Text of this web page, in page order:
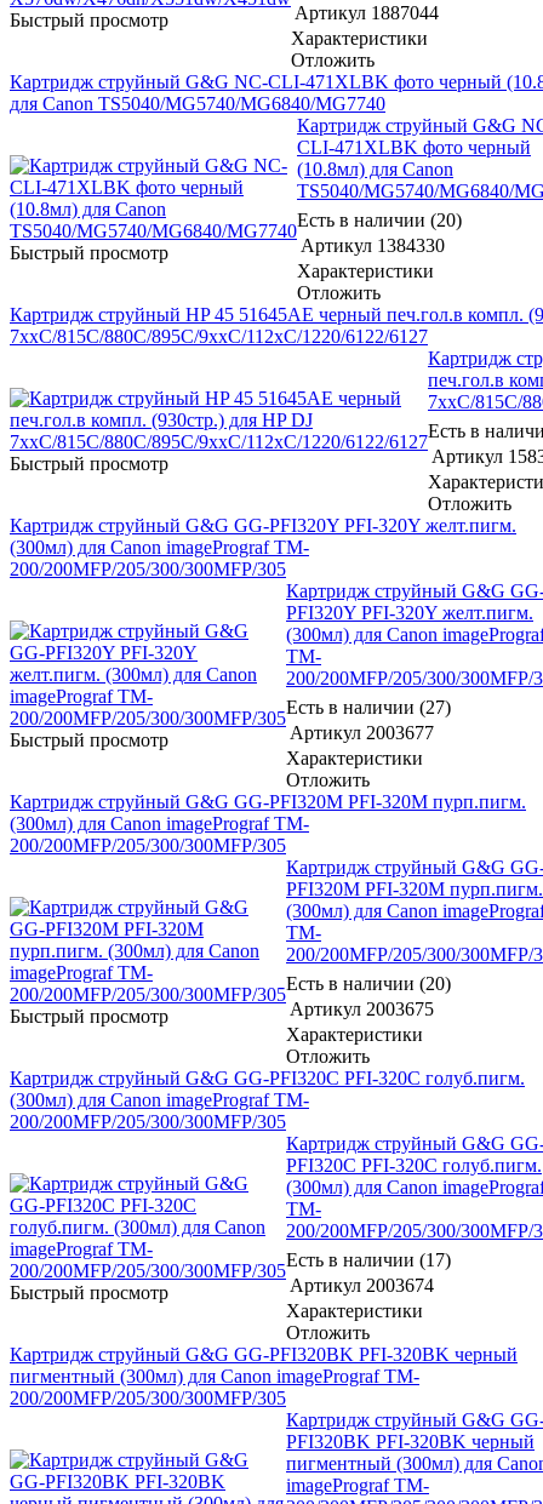
Быстрый просмотр
Артикул 1887044
Характеристики
Отложить
Картридж струйный G&G NC-CLI-471XLBK фото черный
для Canon TS5040/MG5740/MG6840/MG7740
Быстрый просмотр
Картридж струйный G&G
CLI-471XLBK фото черный
(10.8мл) для Canon
TS5040/MG5740/MG6840/
Есть в наличии (20)
Артикул 1384330
Характеристики
Отложить
Картридж струйный HP 45 51645AE черный печ.гол.в компл.
7xxC/815C/880C/895C/9xxC/112xC/1220/6122/6127
Быстрый просмотр
Картридж
печ.гол.в
7xxC/815C/
Есть в
Артикул
Отложить
Картридж струйный G&G GG-PFI320Y PFI-320Y желт.пигм.
(300мл) для Canon imagePrograf TM-
200/200MFP/205/300/300MFP/305
Быстрый просмотр
Картридж струйный G&G
PFI320Y PFI-320Y желт.пигм.
(300мл) для Canon
TM-
200/200MFP/205/300/300MFP/
Есть в наличии (27)
Артикул 2003677
Характеристики
Отложить
Картридж струйный G&G GG-PFI320M PFI-320M пурп.пигм.
(300мл) для Canon imagePrograf TM-
200/200MFP/205/300/300MFP/305
Быстрый просмотр
Картридж струйный G&G
PFI320M PFI-320M пурп.пигм.
(300мл) для Canon
TM-
200/200MFP/205/300/300MFP/
Есть в наличии (20)
Артикул 2003675
Характеристики
Отложить
Картридж струйный G&G GG-PFI320C PFI-320C голуб.пигм.
(300мл) для Canon imagePrograf TM-
200/200MFP/205/300/300MFP/305
Быстрый просмотр
Картридж струйный G&G
PFI320C PFI-320C голуб.пигм.
(300мл) для Canon
TM-
200/200MFP/205/300/300MFP/
Есть в наличии (17)
Артикул 2003674
Характеристики
Отложить
Картридж струйный G&G GG-PFI320BK PFI-320BK черный
пигментный (300мл) для Canon imagePrograf TM-
200/200MFP/205/300/300MFP/305
Картридж струйный G&G
PFI320BK PFI-320BK черный
пигментный (300мл) для
imagePrograf TM-